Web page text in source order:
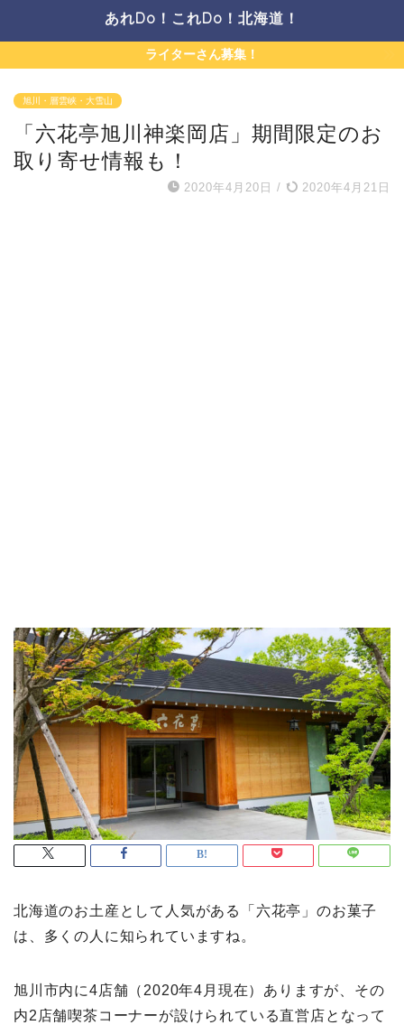
あれDo！これDo！北海道！
ライターさん募集！
旭川・層雲峡・大雪山
「六花亭旭川神楽岡店」期間限定のお
取り寄せ情報も！
2020年4月20日 / 2020年4月21日
北海道のお土産として人気がある「六花亭」のお菓子
は、多くの人に知られていますね。
旭川市内に4店舗（2020年4月現在）ありますが、その
内2店舗喫茶コーナーが設けられている直営店となって